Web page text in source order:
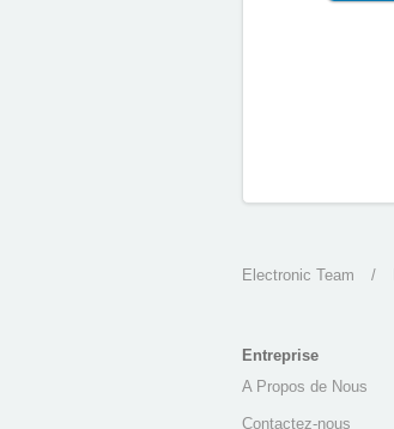
Electronic Team /
Entreprise
A Propos de Nous
Contactez-nous